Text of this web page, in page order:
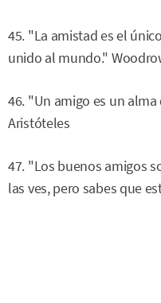
45. "La amistad es el
unido al mundo."
46. "Un amigo es un
Aristóteles
47. "Los buenos amigos
las ves, pero sabes que